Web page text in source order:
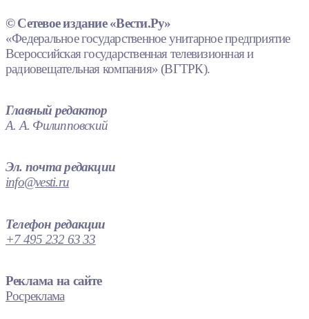
© Сетевое издание «Вести.Ру»
«Федеральное государственное унитарное предприятие
Всероссийская государственная телевизионная и
радиовещательная компания» (ВГТРК).
Главный редактор
А. А. Филипповский
Эл. почта редакции
info@vesti.ru
Телефон редакции
+7 495 232 63 33
Реклама на сайте
Росреклама